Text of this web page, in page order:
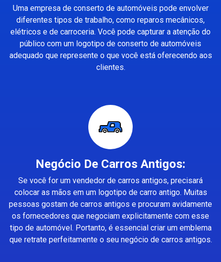
Uma empresa de conserto de automóveis pode envolver
diferentes tipos de trabalho, como reparos mecânicos,
elétricos e de carroceria. Você pode capturar a atenção do
público com um logotipo de conserto de automóveis
adequado que represente o que você está oferecendo aos
clientes.
Negócio De Carros Antigos:
Se você for um vendedor de carros antigos, precisará
colocar as mãos em um logotipo de carro antigo. Muitas
pessoas gostam de carros antigos e procuram avidamente
os fornecedores que negociam explicitamente com esse
tipo de automóvel. Portanto, é essencial criar um emblema
que retrate perfeitamente o seu negócio de carros antigos.